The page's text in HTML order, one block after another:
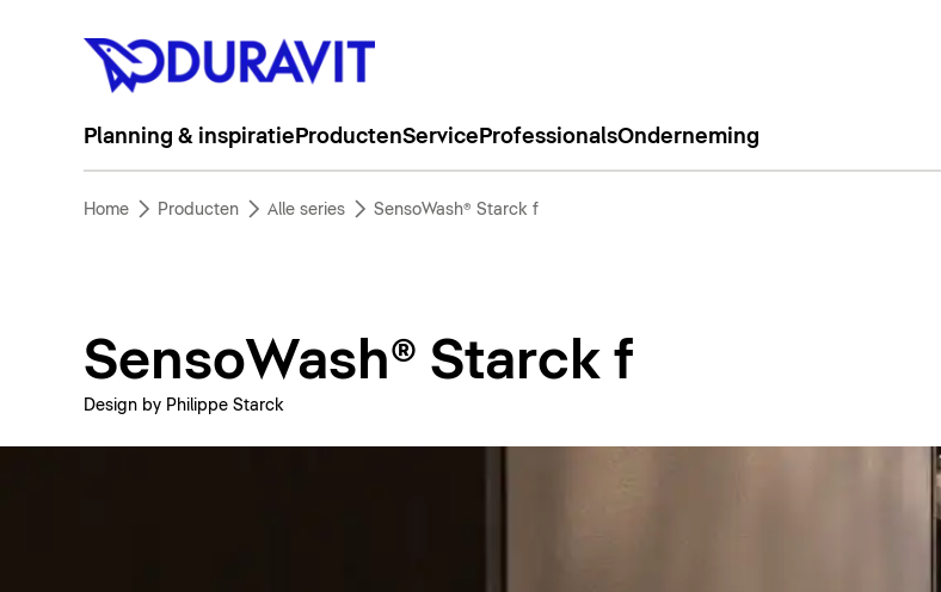
Planning & inspiratie ProductenService ProfessionalsOnderneming
Home Producten Alle series SensoWash® Starck f
SensoWash® Starck f
Design by Philippe Starck